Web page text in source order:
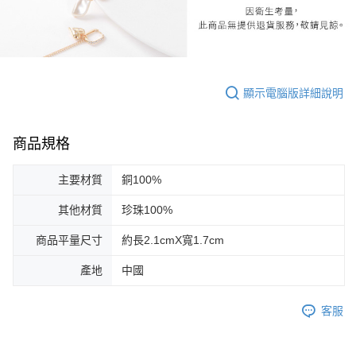
顯示電腦版詳細說明
商品規格
主要材質 銅100%
其他材質 珍珠100%
商品平量尺寸 約長2.1cmX寬1.7cm
產地 中國
客服